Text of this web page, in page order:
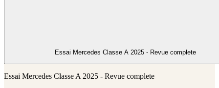
Essai Mercedes Classe A 2025 - Revue complete
Essai Mercedes Classe A 2025 - Revue complete